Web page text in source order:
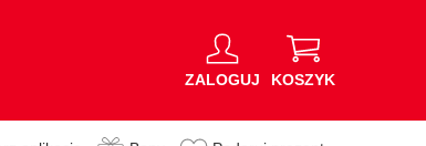
ZALOGUJ KOSZYK